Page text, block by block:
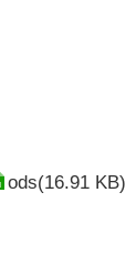
ods(16.91 KB)